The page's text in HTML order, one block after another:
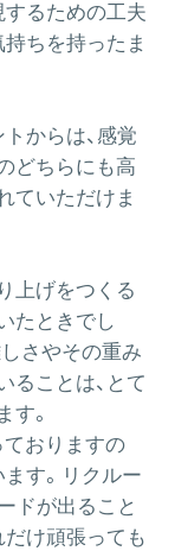
するための工夫
ちを持ったま
からは、感覚
どちらにも高
ていただけま
上げをつくる
たときでし
さやその重み
ることは、とて
。
おりますの
す。リクルー
ドが出ること
だけ頑張っても